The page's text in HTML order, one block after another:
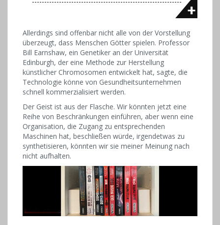
Allerdings sind offenbar nicht alle von der Vorstellung
überzeugt, dass Menschen Götter spielen. Professor
Bill Earnshaw, ein Genetiker an der Universität
Edinburgh, der eine Methode zur Herstellung
künstlicher Chromosomen entwickelt hat, sagte, die
Technologie könne von Gesundheitsunternehmen
schnell kommerzialisiert werden.
Der Geist ist aus der Flasche. Wir könnten jetzt eine
Reihe von Beschränkungen einführen, aber wenn eine
Organisation, die Zugang zu entsprechenden
Maschinen hat, beschließen würde, irgendetwas zu
synthetisieren, könnten wir sie meiner Meinung nach
nicht aufhalten.